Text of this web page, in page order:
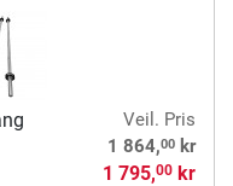
Veil. Pris
1 864,00kr
1 795,00kr